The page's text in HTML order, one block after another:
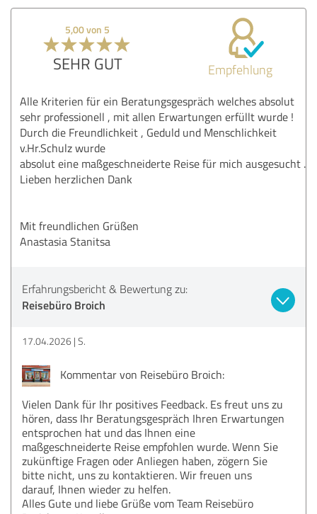
5,00 von 5
SEHR GUT Empfehlung
Alle Kriterien für ein Beratungsgespräch welches absolut
sehr professionell , mit allen Erwartungen erfüllt wurde !
Durch die Freundlichkeit , Geduld und Menschlichkeit
v.Hr.Schulz wurde
absolut eine maßgeschneiderte Reise für mich ausgesucht .
Lieben herzlichen Dank
Mit freundlichen Grüßen
Anastasia Stanitsa
Erfahrungsbericht & Bewertung zu:
Reisebüro Broich
17.04.2026 S.
Kommentar von Reisebüro Broich:
Vielen Dank für Ihr positives Feedback. Es freut uns zu
hören, dass Ihr Beratungsgespräch Ihren Erwartungen
entsprochen hat und das Ihnen eine
maßgeschneiderte Reise empfohlen wurde. Wenn Sie
zukünftige Fragen oder Anliegen haben, zögern Sie
bitte nicht, uns zu kontaktieren. Wir freuen uns
darauf, Ihnen wieder zu helfen.
Alles Gute und liebe Grüße vom Team Reisebüro